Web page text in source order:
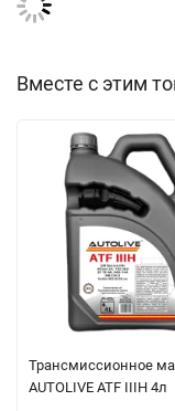
Вместе с этим
Трансмиссионное
AUTOLIVE ATF IIIH 4л